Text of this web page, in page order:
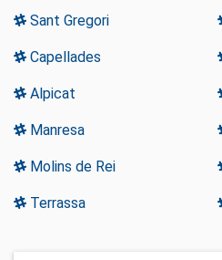
Sant Gregori
Capellades
Alpicat
Manresa
Molins de Rei
Terrassa